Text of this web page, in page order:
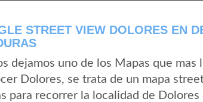
STREET VIEW DOLORES EN
dejamos uno de los Mapas que mas
Dolores, se trata de un mapa
para recorrer la localidad de Dolores